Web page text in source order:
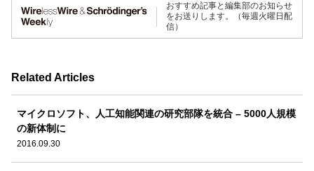
おすすめ記事と編集部のお知らせ
をお送りします。（毎週火曜日配
信）
Related Articles
マイクロソフト、人工知能関連の研究部隊を統合 – 5000人規模
の新体制に
2016.09.30